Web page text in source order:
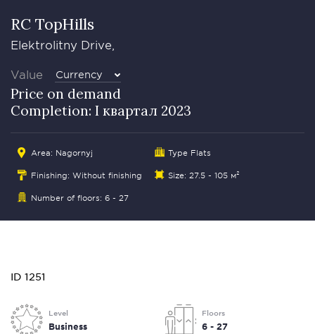
RC TopHills
Elektrolitny Drive,
Value Currency
Price on demand
Completion: I квартал 2023
Area: Nagornyj Type Flats
Finishing: Without finishing Size: 27.5 - 105 м²
Number of floors: 6 - 27
ID 1251
Level
Business
Floors
6 - 27